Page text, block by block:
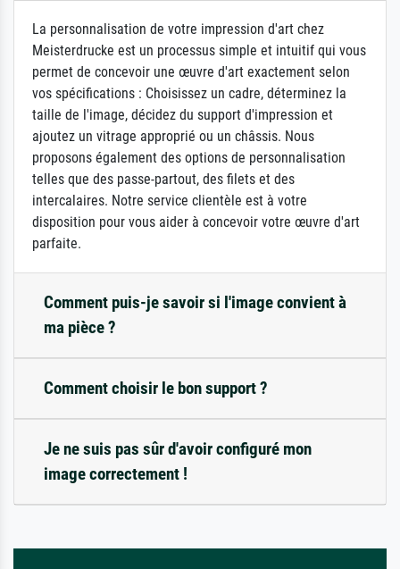
La personnalisation de votre impression d'art chez
Meisterdrucke est un processus simple et intuitif qui vous
permet de concevoir une œuvre d'art exactement selon
vos spécifications : Choisissez un cadre, déterminez la
taille de l'image, décidez du support d'impression et
ajoutez un vitrage approprié ou un châssis. Nous
proposons également des options de personnalisation
telles que des passe-partout, des filets et des
intercalaires. Notre service clientèle est à votre
disposition pour vous aider à concevoir votre œuvre d'art
parfaite.
Comment puis-je savoir si l'image convient à
ma pièce ?
Comment choisir le bon support ?
Je ne suis pas sûr d'avoir configuré mon
image correctement !